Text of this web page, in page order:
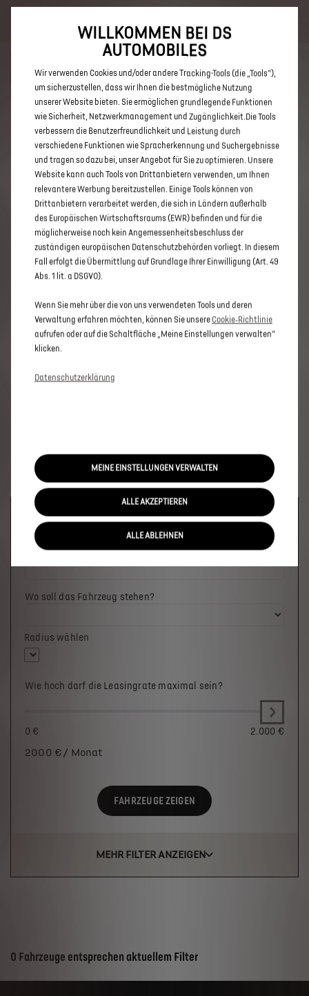
Hybride. Mehr erfahren >>
ENTDECKEN SIE ALLE DS 3 UND
DS 3 CROSSBACK NEUWAGEN
MIT BENZIN / MILD-HYBRID
ANTRIEB IN GERA
Welches Fahrzeug möchten Sie?
Wo soll das Fahrzeug stehen?
Radius wählen
Wie hoch darf die Leasingrate maximal sein?
0 € 2.000 €
2000 € / Monat
FAHRZEUGE ZEIGEN
MEHR FILTER ANZEIGEN
Suchergebnisse
0 Fahrzeuge entsprechen aktuellem Filter
WILLKOMMEN BEI DS
AUTOMOBILES
Wir verwenden Cookies und/oder andere Tracking-Tools (die „Tools“),
um sicherzustellen, dass wir Ihnen die bestmögliche Nutzung
unserer Website bieten. Sie ermöglichen grundlegende Funktionen
wie Sicherheit, Netzwerkmanagement und Zugänglichkeit.Die Tools
verbessern die Benutzerfreundlichkeit und Leistung durch
verschiedene Funktionen wie Spracherkennung und Suchergebnisse
und tragen so dazu bei, unser Angebot für Sie zu optimieren. Unsere
Website kann auch Tools von Drittanbietern verwenden, um Ihnen
relevantere Werbung bereitzustellen. Einige Tools können von
Drittanbietern verarbeitet werden, die sich in Ländern außerhalb
des Europäischen Wirtschaftsraums (EWR) befinden und für die
möglicherweise noch kein Angemessenheitsbeschluss der
zuständigen europäischen Datenschutzbehörden vorliegt. In diesem
Fall erfolgt die Übermittlung auf Grundlage Ihrer Einwilligung (Art. 49
Abs. 1 lit. a DSGVO).
Wenn Sie mehr über die von uns verwendeten Tools und deren
Verwaltung erfahren möchten, können Sie unsere Cookie‑Richtlinie
aufrufen oder auf die Schaltfläche „Meine Einstellungen verwalten“
klicken.
Datenschutzerklärung
MEINE EINSTELLUNGEN VERWALTEN
ALLE AKZEPTIEREN
ALLE ABLEHNEN